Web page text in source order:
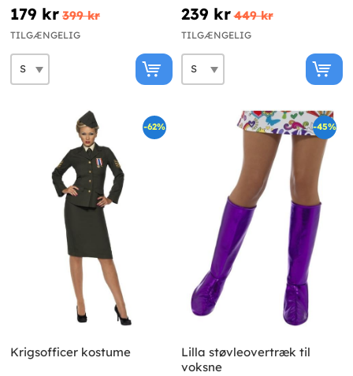
179 kr 399 kr
TILGÆNGELIG
239 kr 449 kr
TILGÆNGELIG
-62%
Krigsofficer kostume
-45%
Lilla støvleovertræk til
voksne